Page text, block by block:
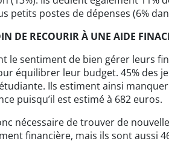
postes de dépenses (6%
DE RECOURIR À UNE AIDE
le sentiment de bien gérer leurs
équilibrer leur budget. 45% des
Ils estiment ainsi
puisqu’il est estimé à 682 euros.
nécessaire de trouver de
financière, mais ils sont aussi